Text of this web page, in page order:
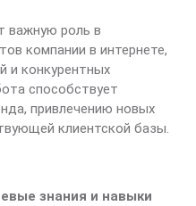
важную роль в
компании в интернете,
и конкурентных
способствует
привлечению новых
клиентской базы.
знания и навыки